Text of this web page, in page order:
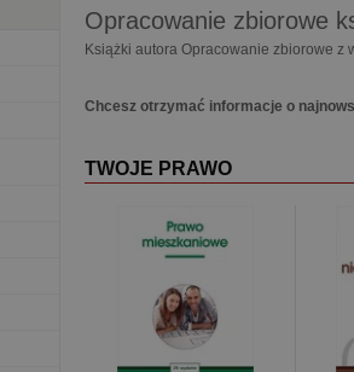
Opracowanie zbiorowe
Książki autora Opracowanie zbiorowe z
Chcesz otrzymać informacje o
TWOJE PRAWO